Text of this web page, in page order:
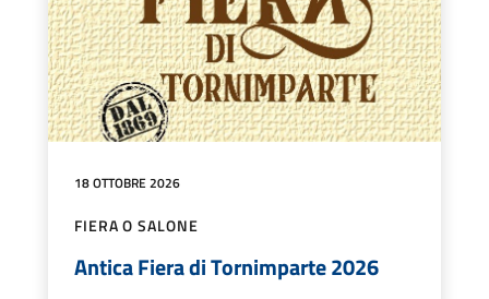
18 OTTOBRE 2026
FIERA O SALONE
Antica Fiera di Tornimparte 2026